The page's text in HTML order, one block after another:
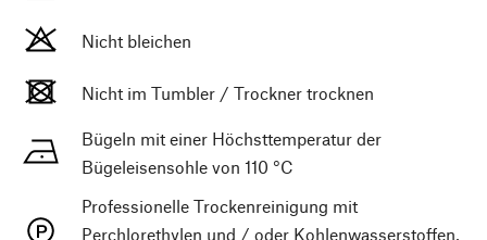
Nicht bleichen
Nicht im Tumbler / Trockner trocknen
Bügeln mit einer Höchsttemperatur der
Bügeleisensohle von 110 °C
Professionelle Trockenreinigung mit
Perchlorethylen und / oder Kohlenwasserstoffen,